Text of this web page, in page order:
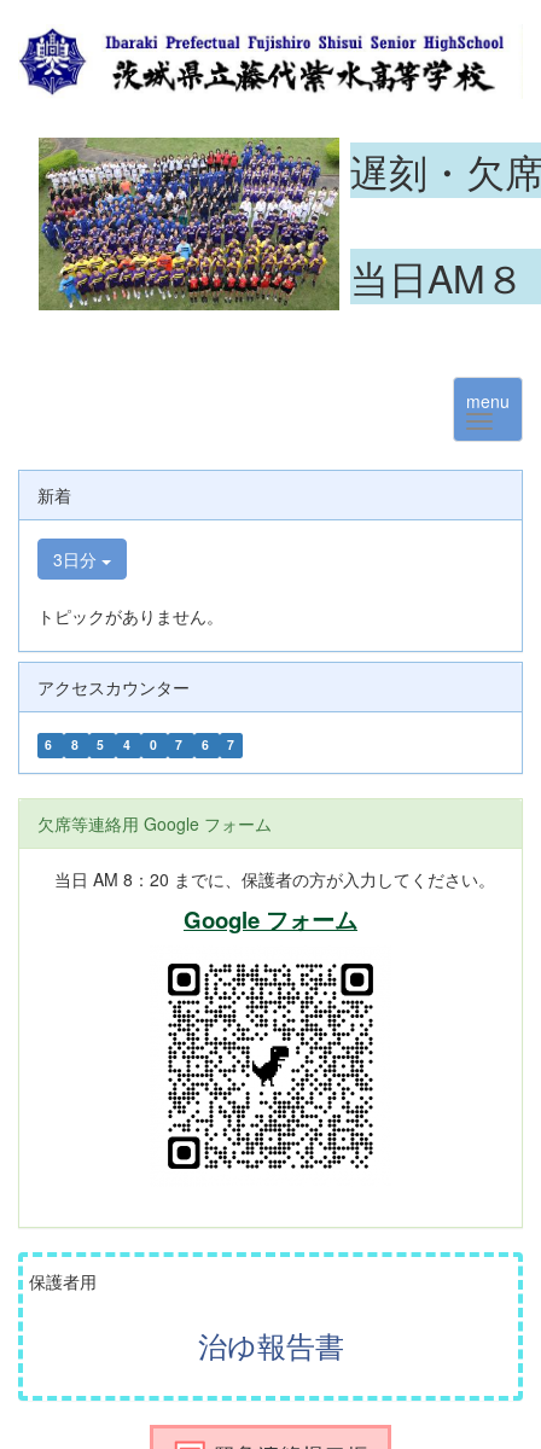
遅刻・欠
当日AM
menu
新着
3日分
トピックがありません。
アクセスカウンター
6 8 5 4 0 7 6 7
欠席等連絡用 Google フォーム
当日 AM 8：20 までに、保護者の方が入力してください。
Google フォーム
保護者用
治ゆ報告書